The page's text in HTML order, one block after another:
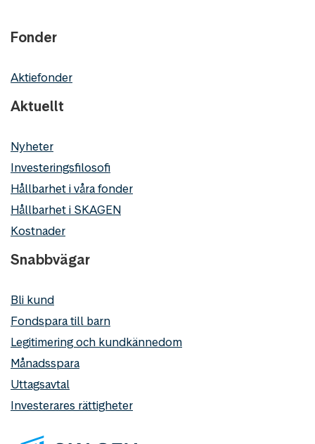
Fonder
Aktiefonder
Aktuellt
Nyheter
Investeringsfilosofi
Hållbarhet i våra fonder
Hållbarhet i SKAGEN
Kostnader
Snabbvägar
Bli kund
Fondspara till barn
Legitimering och kundkännedom
Månadsspara
Uttagsavtal
Investerares rättigheter